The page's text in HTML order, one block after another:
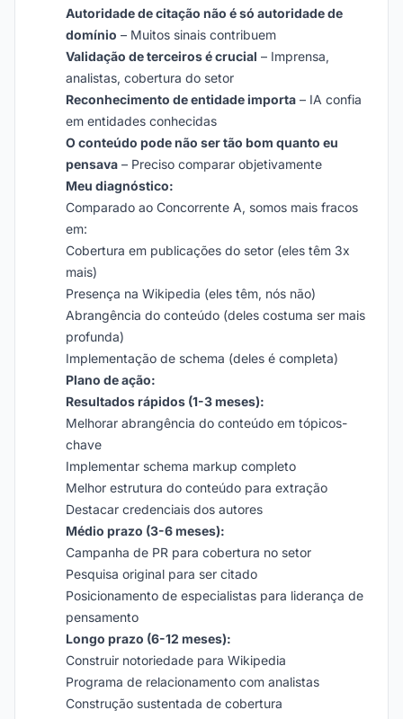
Autoridade de citação não é só autoridade de
domínio – Muitos sinais contribuem
Validação de terceiros é crucial – Imprensa,
analistas, cobertura do setor
Reconhecimento de entidade importa – IA confia
em entidades conhecidas
O conteúdo pode não ser tão bom quanto eu
pensava – Preciso comparar objetivamente
Meu diagnóstico:
Comparado ao Concorrente A, somos mais fracos
em:
Cobertura em publicações do setor (eles têm 3x
mais)
Presença na Wikipedia (eles têm, nós não)
Abrangência do conteúdo (deles costuma ser mais
profunda)
Implementação de schema (deles é completa)
Plano de ação:
Resultados rápidos (1-3 meses):
Melhorar abrangência do conteúdo em tópicos-
chave
Implementar schema markup completo
Melhor estrutura do conteúdo para extração
Destacar credenciais dos autores
Médio prazo (3-6 meses):
Campanha de PR para cobertura no setor
Pesquisa original para ser citado
Posicionamento de especialistas para liderança de
pensamento
Longo prazo (6-12 meses):
Construir notoriedade para Wikipedia
Programa de relacionamento com analistas
Construção sustentada de cobertura